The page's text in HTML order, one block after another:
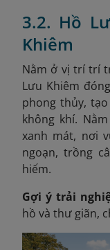
3.2. Hồ
Khiêm
Nằm ở vị trí trí
Lưu Khiêm
phong thủy,
không khí.
xanh mát, nơi
ngoạn, trồng
hiếm.
Gợi ý trải
hồ và thư giãn,